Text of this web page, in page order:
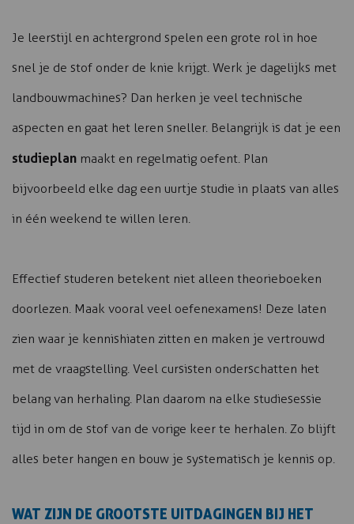
Je leerstijl en achtergrond spelen een grote rol in hoe
snel je de stof onder de knie krijgt. Werk je dagelijks met
landbouwmachines? Dan herken je veel technische
aspecten en gaat het leren sneller. Belangrijk is dat je een
studieplan maakt en regelmatig oefent. Plan
bijvoorbeeld elke dag een uurtje studie in plaats van alles
in één weekend te willen leren.
Effectief studeren betekent niet alleen theorieboeken
doorlezen. Maak vooral veel oefenexamens! Deze laten
zien waar je kennishiaten zitten en maken je vertrouwd
met de vraagstelling. Veel cursisten onderschatten het
belang van herhaling. Plan daarom na elke studiesessie
tijd in om de stof van de vorige keer te herhalen. Zo blijft
alles beter hangen en bouw je systematisch je kennis op.
WAT ZIJN DE GROOTSTE UITDAGINGEN BIJ HET